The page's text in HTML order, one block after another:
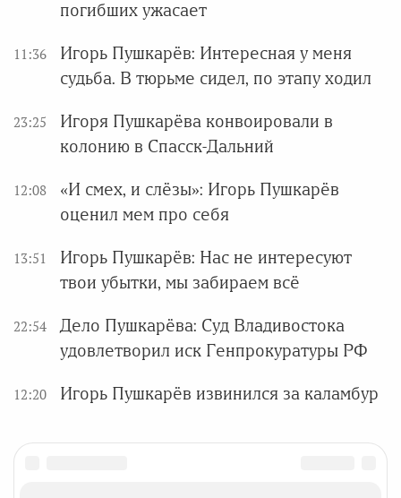
погибших ужасает
11:36
Игорь Пушкарёв: Интересная у меня
судьба. В тюрьме сидел, по этапу ходил
23:25
Игоря Пушкарёва конвоировали в
колонию в Спасск-Дальний
12:08
«И смех, и слёзы»: Игорь Пушкарёв
оценил мем про себя
13:51
Игорь Пушкарёв: Нас не интересуют
твои убытки, мы забираем всё
22:54
Дело Пушкарёва: Суд Владивостока
удовлетворил иск Генпрокуратуры РФ
12:20 Игорь Пушкарёв извинился за каламбур